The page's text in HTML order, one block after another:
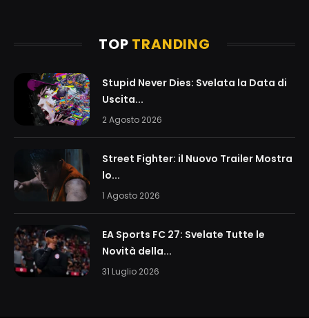
TOP TRANDING
Stupid Never Dies: Svelata la Data di
Uscita...
2 Agosto 2026
Street Fighter: il Nuovo Trailer Mostra
lo...
1 Agosto 2026
EA Sports FC 27: Svelate Tutte le
Novità della...
31 Luglio 2026